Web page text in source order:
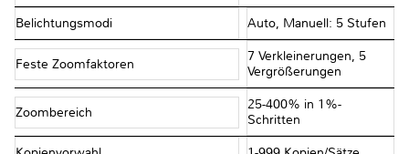
Belichtungsmodi Auto, Manuell: 5 Stufen
Feste Zoomfaktoren
7 Verkleinerungen, 5
Vergrößerungen
Zoombereich
25-400% in 1%-
Schritten